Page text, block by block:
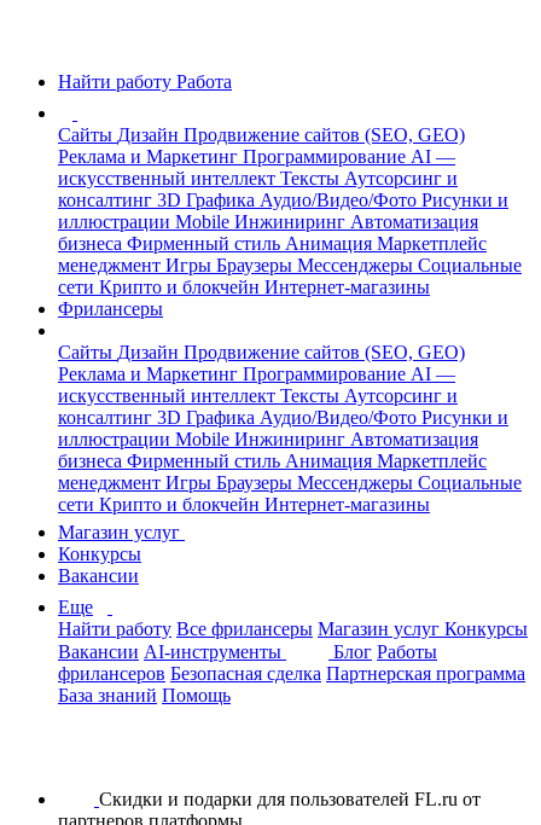
Найти работу Работа
Сайты Дизайн Продвижение сайтов (SEO, GEO)
Реклама и Маркетинг Программирование AI —
искусственный интеллект Тексты Аутсорсинг и
консалтинг 3D Графика Аудио/Видео/Фото Рисунки и
иллюстрации Mobile Инжиниринг Автоматизация
бизнеса Фирменный стиль Анимация Маркетплейс
менеджмент Игры Браузеры Мессенджеры Социальные
сети Крипто и блокчейн Интернет-магазины
Фрилансеры
Сайты Дизайн Продвижение сайтов (SEO, GEO)
Реклама и Маркетинг Программирование AI —
искусственный интеллект Тексты Аутсорсинг и
консалтинг 3D Графика Аудио/Видео/Фото Рисунки и
иллюстрации Mobile Инжиниринг Автоматизация
бизнеса Фирменный стиль Анимация Маркетплейс
менеджмент Игры Браузеры Мессенджеры Социальные
сети Крипто и блокчейн Интернет-магазины
Магазин услуг
Конкурсы
Вакансии
Еще
Найти работу Все фрилансеры Магазин услуг Конкурсы
Вакансии AI-инструменты Блог Работы
фрилансеров Безопасная сделка Партнерская программа
База знаний Помощь
Скидки и подарки для пользователей FL.ru от
партнеров платформы